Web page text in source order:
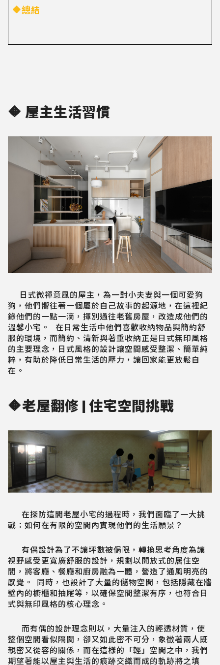
🔶總結
🔶 屋主生活習慣
日式微禪意風的屋主，為一對小夫妻與一個可愛狗
狗，他們嚮往著一個屬於自己故事的起源地，在這裡紀
錄他們的一點一滴，揮別過往老舊房屋，改造成他們的
溫馨小宅。 在日常生活中他們喜歡收納物品與簡約舒
服的環境，而簡約、清新與著重收納正是日式無印風格
的主要理念，日式風格的設計讓空間感受整潔、簡單純
粹，有助於降低日常生活的壓力，讓回家能更放鬆自
在。
🔶老屋翻修 | 住宅空間挑戰
在探防這間老屋小宅的過程時，我們面臨了一大挑
戰：如何在有限的空間內實現他們的生活願景？
有偶設計為了不讓坪數被侷限，轉換思考角度為讓
視野感受更寬廣舒服的設計，規劃以開放式的居住空
間，將客廳、餐廳和廚房融為一體，營造了通風明亮的
感覺。 同時，也設計了大量的儲物空間，包括隱藏在牆
壁內的櫥櫃和抽屜等，以確保空間整潔有序，也符合日
式與無印風格的核心理念。
而有偶的設計理念則以，大量注入的輕透材質，使
整個空間看似隔閡，卻又如此密不可分，象徵著兩人既
親密又從容的關係，而在這樣的「輕」空間之中，我們
期望著能以屋主與生活的痕跡交織而成的軌跡將之填